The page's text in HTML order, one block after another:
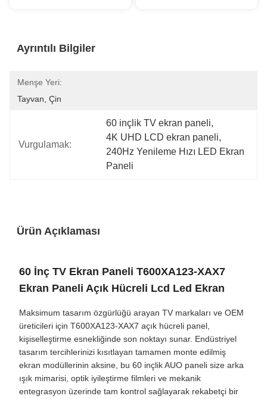
Ayrıntılı Bilgiler
Menşe Yeri:
Tayvan, Çin
Vurgulamak:
60 inçlik TV ekran paneli,
4K UHD LCD ekran paneli,
240Hz Yenileme Hızı LED Ekran
Paneli
Ürün Açıklaması
60 İnç TV Ekran Paneli T600XA123-XAX7
Ekran Paneli Açık Hücreli Lcd Led Ekran
Maksimum tasarım özgürlüğü arayan TV markaları ve OEM
üreticileri için T600XA123-XAX7 açık hücreli panel,
kişiselleştirme esnekliğinde son noktayı sunar. Endüstriyel
tasarım tercihlerinizi kısıtlayan tamamen monte edilmiş
ekran modüllerinin aksine, bu 60 inçlik AUO paneli size arka
ışık mimarisi, optik iyileştirme filmleri ve mekanik
entegrasyon üzerinde tam kontrol sağlayarak rekabetçi bir